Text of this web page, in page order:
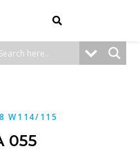
8 W114/115
055